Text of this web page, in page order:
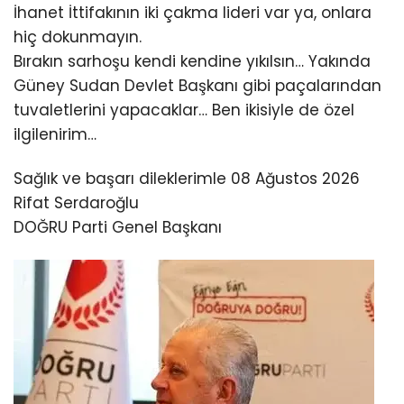
İhanet İttifakının iki çakma lideri var ya, onlara
hiç dokunmayın.
Bırakın sarhoşu kendi kendine yıkılsın… Yakında
Güney Sudan Devlet Başkanı gibi paçalarından
tuvaletlerini yapacaklar… Ben ikisiyle de özel
ilgilenirim…
Sağlık ve başarı dileklerimle 08 Ağustos 2026
Rifat Serdaroğlu
DOĞRU Parti Genel Başkanı